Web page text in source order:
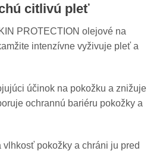
citlivú pleť
PROTECTION olejové na
intenzívne vyživuje pleť a
účinok na pokožku a znižuje
ochrannú bariéru pokožky a
vlhkosť pokožky a chráni ju pred